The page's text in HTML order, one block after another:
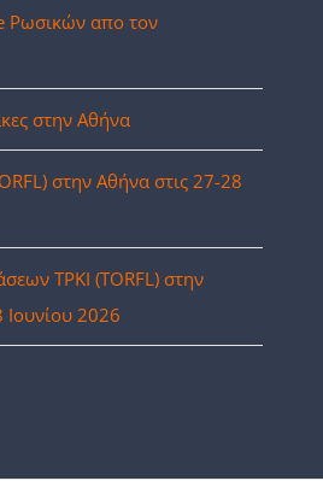
Ρωσικών απο τον
στην Αθήνα
στην Αθήνα στις 27-28
ΤΡΚΙ (TORFL) στην
2026